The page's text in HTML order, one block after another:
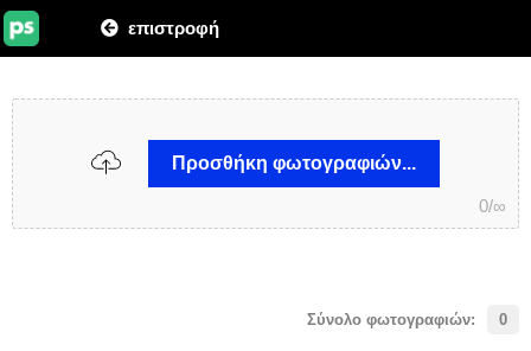
επιστροφή
Προσθήκη φωτογραφιών...
0/∞
Σύνολο φωτογραφιών: 0